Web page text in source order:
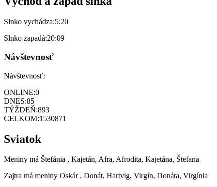
Slnko vychádza:5:20
Slnko zapadá:20:09
Návštevnosť
Návštevnosť:
ONLINE:0
DNES:85
TÝŽDEŇ:893
CELKOM:1530871
Sviatok
Meniny má Štefánia , Kajetán, Afra, Afrodita, Kajetána, Štefana
Zajtra má meniny Oskár , Donát, Hartvig, Virgín, Donáta, Virgínia